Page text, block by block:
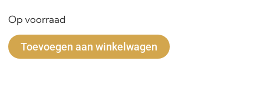
Op voorraad
Toevoegen aan winkelwagen